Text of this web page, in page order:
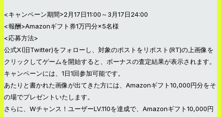
<キャンペーン期間>2月17日11:00～3月17日24:00
<報酬>Amazonギフト券1万円分×5名様
<応募方法>
公式X(旧Twitter)をフォローし、対象のポストをリポスト(RT)の上画像を
クリックしてゲームを開始すると、ボーナスの査定結果が表示されます。
キャンペーンには、1日1回参加可能です。
あたりと書かれた画像が出てきた方には、Amazonギフト10,000円分をそ
の場でプレゼントいたします。
さらに、Wチャンス！ユーザーLV.110を達成で、Amazonギフト10,000円